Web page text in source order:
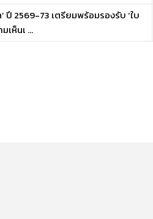
ปี 2569-73 เตรียมพร้อมรองรับ ‘ใบ
เห็นเ ...